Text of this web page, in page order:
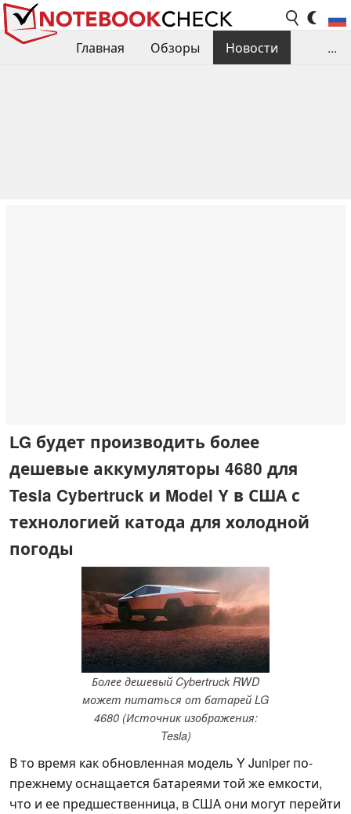
Главная Обзоры
Новости
...
LG будет производить более
дешевые аккумуляторы 4680 для
Tesla Cybertruck и Model Y в США с
технологией катода для холодной
погоды
Более дешевый Cybertruck RWD
может питаться от батарей LG
4680 (Источник изображения:
Tesla)
В то время как обновленная модель Y Juniper по-
прежнему оснащается батареями той же емкости,
что и ее предшественница, в США они могут перейти